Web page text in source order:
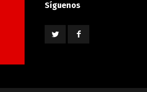
Síguenos